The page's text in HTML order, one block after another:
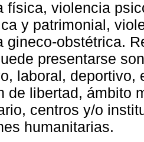
física, violencia
y patrimonial,
gineco-obstétrica.
presentarse
laboral,
de libertad, ámbito
centros y/o
humanitarias.